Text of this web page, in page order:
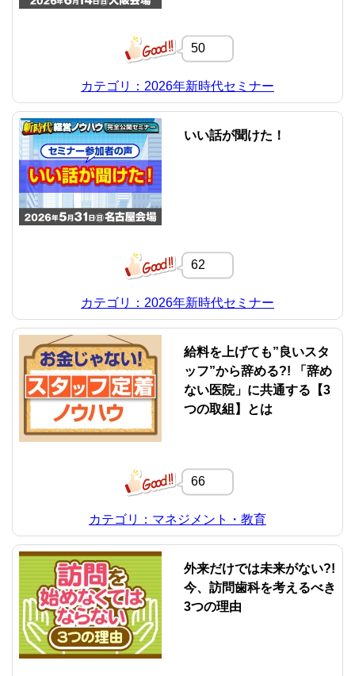
50
カテゴリ：2026年新時代セミナー
いい話が聞けた！
62
カテゴリ：2026年新時代セミナー
給料を上げても”良いスタ
ッフ”から辞める?! 「辞め
ない医院」に共通する【3
つの取組】とは
66
カテゴリ：マネジメント・教育
外来だけでは未来がない?!
今、訪問歯科を考えるべき
3つの理由